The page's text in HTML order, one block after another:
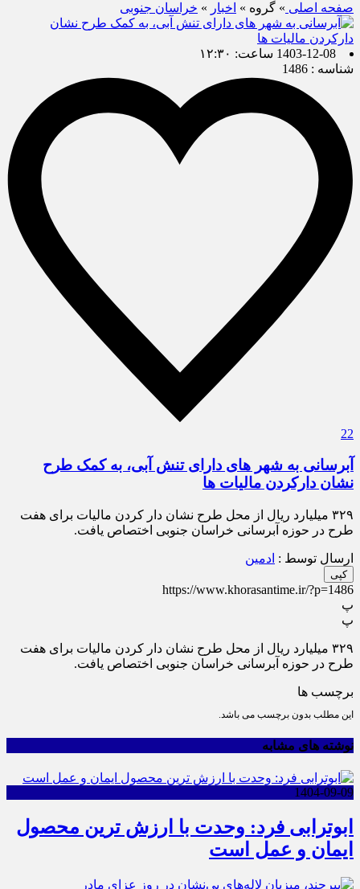
صفحه اصلی » گروه » اخبار » خراسان جنوبی
1403-12-08 ساعت: ۱۲:۳۰
شناسه : 1486
22
آبرسانی به شهر های دارای تنش آبی، به کمک طرح
نشان دارکردن مالیات ها
۳۲۹ میلیارد ریال از محل طرح نشان دار کردن مالیات برای هفت
طرح در حوزه آبرسانی خراسان جنوبی اختصاص یافت.
ارسال توسط : ادمین
کپی
https://www.khorasantime.ir/?p=1486
پ
پ
۳۲۹ میلیارد ریال از محل طرح نشان دار کردن مالیات برای هفت
طرح در حوزه آبرسانی خراسان جنوبی اختصاص یافت.
برچسب ها
این مطلب بدون برچسب می باشد.
نوشته های مشابه
1404-09-09
ابوترابی فرد: وحدت با ارزش ترین محصول
ایمان و عمل است